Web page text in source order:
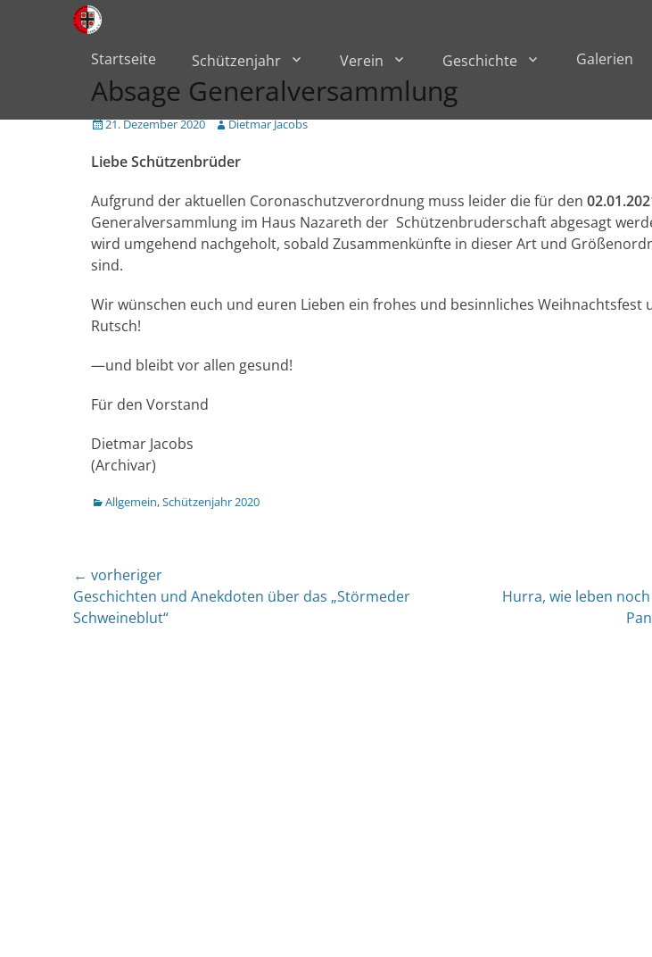
zum
Inhalt
überspringen
Primärmenü
Startseite Schützenjahr Verein Geschichte Galerien
Absage Generalversammlung
Veröffentlicht
21. Dezember 2020 Author
Dietmar Jacobs
Liebe Schützenbrüder
Aufgrund der aktuellen Coronaschutzverordnung muss leider die für den
Generalversammlung im Haus Nazareth der Schützenbruderschaft abgesagt
wird umgehend nachgeholt, sobald Zusammenkünfte in dieser Art und
sind.
Wir wünschen euch und euren Lieben ein frohes und besinnliches Weihnachtsfest
Rutsch!
—und bleibt vor allen gesund!
Für den Vorstand
Dietmar Jacobs
(Archivar)
Kategorien
Allgemein,Schützenjahr 2020
Beitragsnavigation
← vorheriger
Vorheriger
Beitrag:
Geschichten und Anekdoten über das „Störmeder
Schweineblut“
nächsterHurra, wie leben